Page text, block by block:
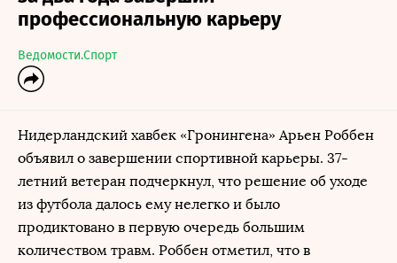
профессиональную карьеру
Ведомости.Спорт
Нидерландский хавбек «Гронингена» Арьен Роббен
объявил о завершении спортивной карьеры. 37-
летний ветеран подчеркнул, что решение об уходе
из футбола далось ему нелегко и было
продиктовано в первую очередь большим
количеством травм. Роббен отметил, что в